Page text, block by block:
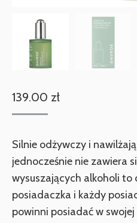
139.00 zł
Silnie odżywczy i
jednocześnie nie zawiera
wysuszających alkoholi to
posiadaczka i każdy
powinni posiadać w